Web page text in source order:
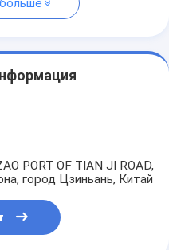
PORT OF TIAN JI ROAD,
город Цзиньань, Китай